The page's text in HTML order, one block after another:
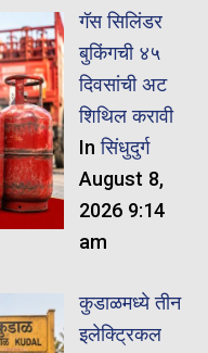
गॅस सिलिंडर
बुकिंगची ४५
दिवसांची अट
शिथिल करावी
Inसिंधुदुर्ग
August 8,
2026 9:14
am
कुडाळमध्ये तीन
इलेक्ट्रिकल